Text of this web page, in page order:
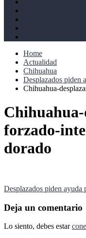
Home
Actualidad
Chihuahua
Desplazados piden
Chihuahua-
forzado-
dorado
Navegación
de
entradas
Desplazados piden ayuda
Deja un comentario
Lo siento, debes estar